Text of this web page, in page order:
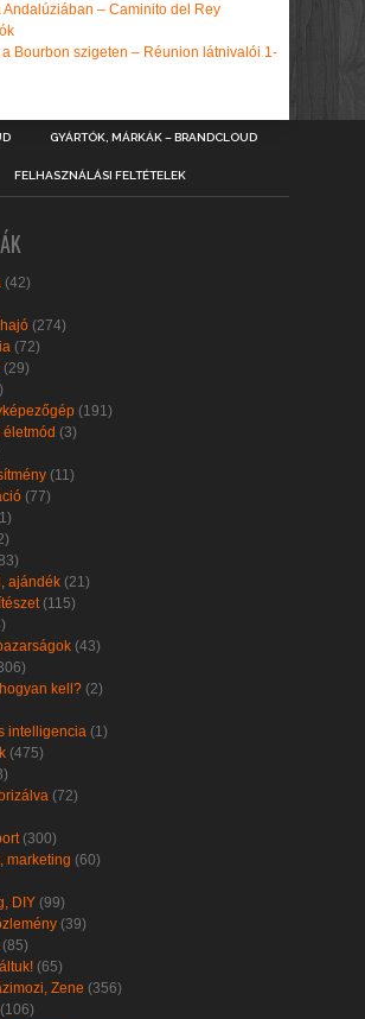
Andalúziában – Caminito del Rey
a Bourbon szigeten – Réunion látnivalói 1-
GYÁRTÓK, MÁRKÁK – BRANDCLOUD
FELHASZNÁLÁSI FELTÉTELEK
(42)
(274)
(72)
(29)
(191)
(3)
(11)
(77)
ajándék (21)
(115)
(43)
kell? (2)
intelligencia (1)
(475)
(72)
(300)
marketing (60)
DIY (99)
(39)
(85)
(65)
Zene (356)
(106)